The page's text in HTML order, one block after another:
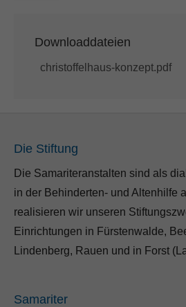
Downloaddateien
christoffelhaus-konzept.pdf
Die Stiftung
Die Samariteranstalten sind als
in der Behinderten- und Altenhilfe
realisieren wir unseren
Einrichtungen in Fürstenwalde,
Lindenberg, Rauen und in Forst
Samariter